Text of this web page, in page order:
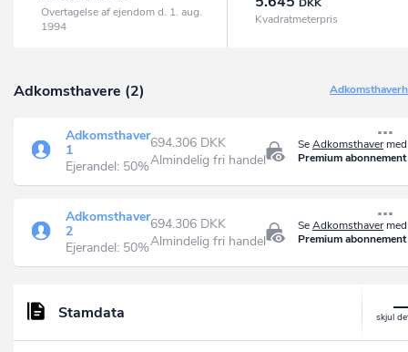
Overtagelse af ejendom d. 1. aug.
1994
Kvadratmeterpris
Adkomsthavere (2)
SeAdkomsthaver
Premium abonnement
Adkomsthaver
1
Ejerandel: 50%
694.306 DKK
Almindelig fri handel
SeAdkomsthaver
Premium abonnement
Adkomsthaver
2
Ejerandel: 50%
694.306 DKK
Almindelig fri handel
Stamdata